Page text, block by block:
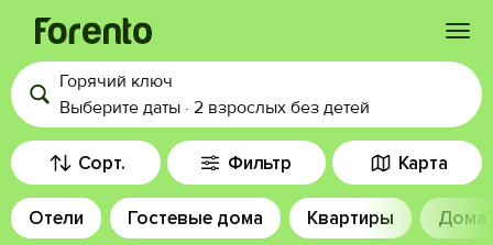
Войти
Избранное
История просмотра
Горячий ключ
Выберите даты · 2 взрослых без детей
Сорт. Фильтр Карта
Отели Гостевые дома Квартиры Дома